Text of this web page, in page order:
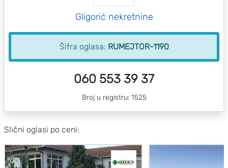
Gligorić nekretnine
Šifra oglasa: RUMEJTOR-1190
060 553 39 37
Broj u registru: 1525
Slični oglasi po ceni: